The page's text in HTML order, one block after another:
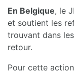
En Belgique, le
et soutient les
trouvant dans
retour.
Pour cette